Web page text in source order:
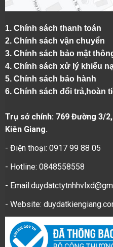
1. Chính sách thanh toán
2. Chính sách vận chuyển
3. Chính sách bảo mật
4. Chính sách xử lý khiếu
5. Chính sách bảo hành
6. Chính sách đổi trả,hoàn
Trụ sở chính: 769 Đường 3/
Kiên Giang.
- Điện thoại: 0917 99 88 05
- Hotline: 0848558558
-
- Website: